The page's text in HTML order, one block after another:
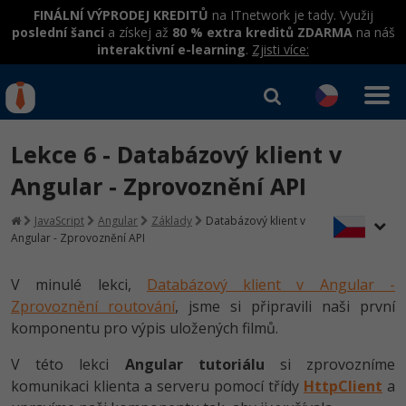
FINÁLNÍ VÝPRODEJ KREDITŮ na ITnetwork je tady. Využij
poslední šanci a získej až 80 % extra kreditů ZDARMAna náš
interaktivní e-learning. Zjisti více:
hrazené úřadem práce
Workshopy zdarma
Datová analýza v praxi
Školení
Základy programování
Umělá inteligence
Školení dle technologií
C# .NET
Java
Kurzy IT profesí
Junior programátor
Programátor WWW aplikací
Senior programátor
Front-end developer
Jak začít?
Java -80%
C#.NET -80%
Přihlásit se | Registrovat
Lekce 6 - Databázový klient v
Angular - Zprovoznění API
JavaScript Angular Základy
Databázový klient v
Angular - Zprovoznění API
V minulé lekci, Databázový klient v Angular -
Zprovoznění routování, jsme si připravili naši první
komponentu pro výpis uložených filmů.
V této lekci Angular tutoriálu si zprovozníme
komunikaci klienta a serveru pomocí třídy HttpClient a